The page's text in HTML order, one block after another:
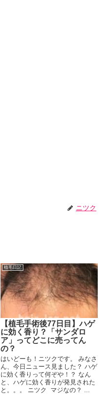
ニツク
植毛日記
【植毛手術後77日目】ハゲ
に効く香り？「サンダロ
ア」ってどこに売ってん
の？
はいどーも！ニツクです。 みなさ
ん、今日ニュース見ました？ ハゲ
に効く香りって何ぞや！？ なん
と、ハゲに効く香りが発見された
と。。。 ニツク マジなの？ ...